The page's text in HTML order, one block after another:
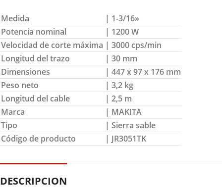
Medida
| 1-3/16»
Potencia nominal
| 1200 W
Velocidad de corte máxima | 3000 cps/min
Longitud del trazo
| 30 mm
Dimensiones
| 447 x 97 x 176 mm
Peso neto
| 3,2 kg
Longitud del cable
| 2,5 m
Marca
| MAKITA
Tipo
| Sierra sable
Código de producto
| JR3051TK
DESCRIPCION